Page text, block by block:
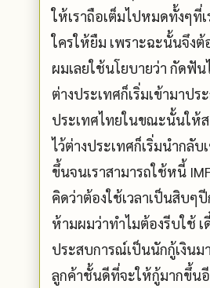
ให้เราถือเต็มไปหมดทั้งๆที่
ใครให้ยืม เพราะฉะนั้นจึงต้
ผมเลยใช้นโยบายว่า กัดฟัน
ต่างประเทศก็เริ่มเข้ามาป
ประเทศไทยในขณะนั้นให้
ไว้ต่างประเทศก็เริ่มนำกลับ
ขึ้นจนเราสามารถใช้หนี้
คิดว่าต้องใช้เวลาเป็นสิบ
ห้ามผมว่าทำไมต้องรีบใช้
ประสบการณ์เป็นนักกู้เงินม
ลูกค้าชั้นดีที่จะให้กู้มากขึ้น